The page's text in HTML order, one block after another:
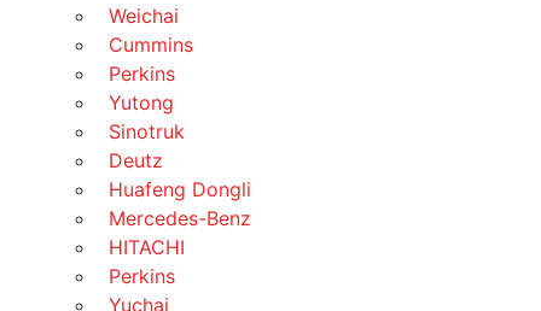
Weichai
Cummins
Perkins
Yutong
Sinotruk
Deutz
Huafeng Dongli
Mercedes-Benz
HITACHI
Perkins
Yuchai